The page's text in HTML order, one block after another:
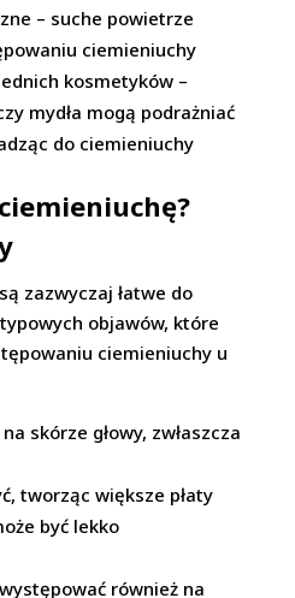
– suche powietrze
ciemieniuchy
kosmetyków –
mydła mogą podrażniać
do ciemieniuchy
zazwyczaj łatwe do
objawów, które
ciemieniuchy u
skórze głowy, zwłaszcza
tworząc większe płaty
być lekko
również na